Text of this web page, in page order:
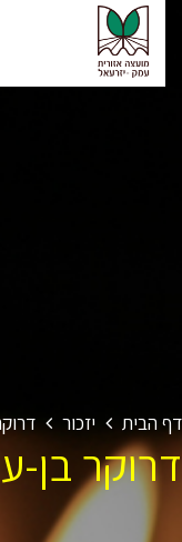
הבית יזכור דרוקר
בן-